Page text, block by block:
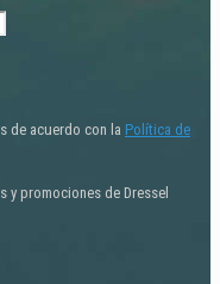
de acuerdo con la Política de
y promociones de Dressel